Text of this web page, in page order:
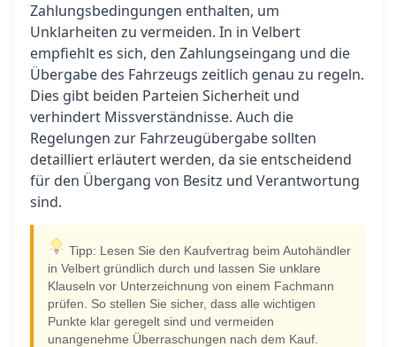
Zahlungsbedingungen enthalten, um
Unklarheiten zu vermeiden. In in Velbert
empfiehlt es sich, den Zahlungseingang und die
Übergabe des Fahrzeugs zeitlich genau zu regeln.
Dies gibt beiden Parteien Sicherheit und
verhindert Missverständnisse. Auch die
Regelungen zur Fahrzeugübergabe sollten
detailliert erläutert werden, da sie entscheidend
für den Übergang von Besitz und Verantwortung
sind.
Tipp: Lesen Sie den Kaufvertrag beim Autohändler
in Velbert gründlich durch und lassen Sie unklare
Klauseln vor Unterzeichnung von einem Fachmann
prüfen. So stellen Sie sicher, dass alle wichtigen
Punkte klar geregelt sind und vermeiden
unangenehme Überraschungen nach dem Kauf.